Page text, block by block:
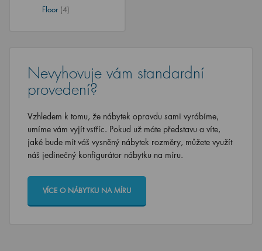
Floor (4)
Nevyhovuje vám standardní
provedení?
Vzhledem k tomu, že nábytek opravdu sami vyrábíme,
umíme vám vyjít vstříc. Pokud už máte představu a víte,
jaké bude mít váš vysněný nábytek rozměry, můžete využít
náš jedinečný konfigurátor nábytku na míru.
VÍCE O NÁBYTKU NA MÍRU